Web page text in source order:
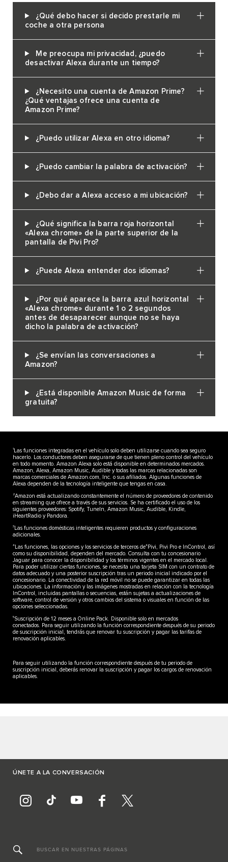
¿Qué debo hacer si decido prestarle mi
coche a otra persona
Me preocupa mi privacidad, ¿puedo
desactivar Alexa durante un tiempo?
¿Necesito una cuenta de Amazon Prime?
¿Qué ventajas ofrece una cuenta de
Amazon Prime?
¿Puedo utilizar Alexa en otro idioma?
¿Puedo cambiar la palabra de activación?
¿Debo dar a Alexa acceso a mi ubicación?
¿Qué significa la barra roja horizontal
«Alexa chrome» de la parte superior de la
pantalla de Pivi Pro?
¿Puede Alexa entender dos idiomas?
¿Por qué aparece la barra azul horizontal
«Alexa chrome» durante 1 o 2 segundos
antes de desaparecer aunque no se haya
dicho la palabra de activación?
¿Se envían las conversaciones a
Amazon?
¿Está disponible Amazon Music de forma
gratuita?
1
Las funciones integradas en el vehículo solo deben utilizarse cuando sea seguro
hacerlo. Los conductores deben asegurarse de que tienen pleno control del vehículo
en todo momento. Amazon Alexa solo está disponible en determinados mercados.
Amazon, Alexa, Amazon Music, Audible y todas las marcas relacionadas son
marcas comerciales de Amazon.com, Inc. o sus afiliados. Algunas funciones de
Alexa dependen de la tecnología inteligente que tengas en casa.
2Amazon está actualizando constantemente el número de proveedores de contenido
en streaming que ofrece a través de sus servicios. Se ha certificado el uso de los
siguientes proveedores: Spotify, TuneIn, Amazon Music, Audible, Kindle,
iHeartRadio y Pandora.
3
Las funciones domésticas inteligentes requieren productos y configuraciones
adicionales.
4 Las funciones, las opciones y los servicios de terceros de4 Pivi, Pivi Pro e InControl, así
como su disponibilidad, dependen del mercado. Consulta con tu concesionario
Jaguar para conocer la disponibilidad y los términos vigentes en el mercado local.
Para poder utilizar ciertas funciones, se necesita una tarjeta SIM con un contrato de
datos adecuado y una posterior suscripción tras un periodo inicial indicado por el
concesionario. La conectividad de la red móvil no se puede garantizar en todas las
ubicaciones. La información y las imágenes mostradas en relación con la tecnología
InControl, incluidas pantallas o secuencias, están sujetas a actualizaciones de
software, control de versión y otros cambios del sistema o visuales en función de las
opciones seleccionadas.
5Suscripción de 12 meses a Online Pack. Disponible solo en mercados
conectados. Para seguir utilizando la función correspondiente después de su periodo
de suscripción inicial, tendrás que renovar tu suscripción y pagar las tarifas de
renovación aplicables.
Para seguir utilizando la función correspondiente después de tu periodo de
suscripción inicial, deberás renovar la suscripción y pagar los cargos de renovación
aplicables.
ÚNETE A LA CONVERSACIÓN
BUSCAR EN NUESTRAS PÁGINAS